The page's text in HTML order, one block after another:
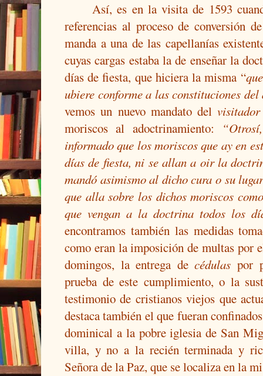
Así, es en la visita de 1593
referencias al proceso de conversión
manda a una de las capellanías
cuyas cargas estaba la de enseñar la
días de fiesta, que hiciera la misma “
ubiere conforme a las constituciones
vemos un nuevo mandato delvisitador
moriscos al adoctrinamiento:
informado que los moriscos que ay en
días de fiesta, ni se allan a oir la
mandó asimismo al dicho cura o su
que alla sobre los dichos moriscos
que vengan a la doctrina todos los
encontramos también las medidas
como eran la imposición de multas por
domingos, la entrega decédulas por
prueba de este cumplimiento, o la
testimonio de cristianos viejos que
destaca también el que fueran
dominical a la pobre iglesia de San
villa, y no a la recién terminada y
Señora de la Paz, que se localiza en la